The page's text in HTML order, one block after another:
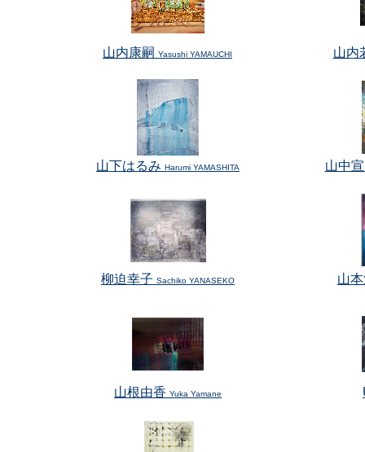
山内康嗣 Yasushi YAMAUCHI 山内
山下はるみ Harumi YAMASHITA 山中
柳迫幸子 Sachiko YANASEKO 山
山根由香 Yuka Yamane